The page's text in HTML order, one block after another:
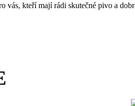
vás, kteří mají rádi skutečné pivo a